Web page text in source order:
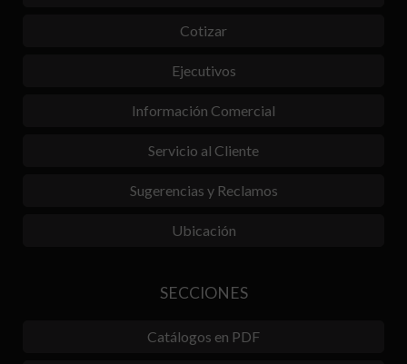
Cotizar
Ejecutivos
Información Comercial
Servicio al Cliente
Sugerencias y Reclamos
Ubicación
SECCIONES
Catálogos en PDF